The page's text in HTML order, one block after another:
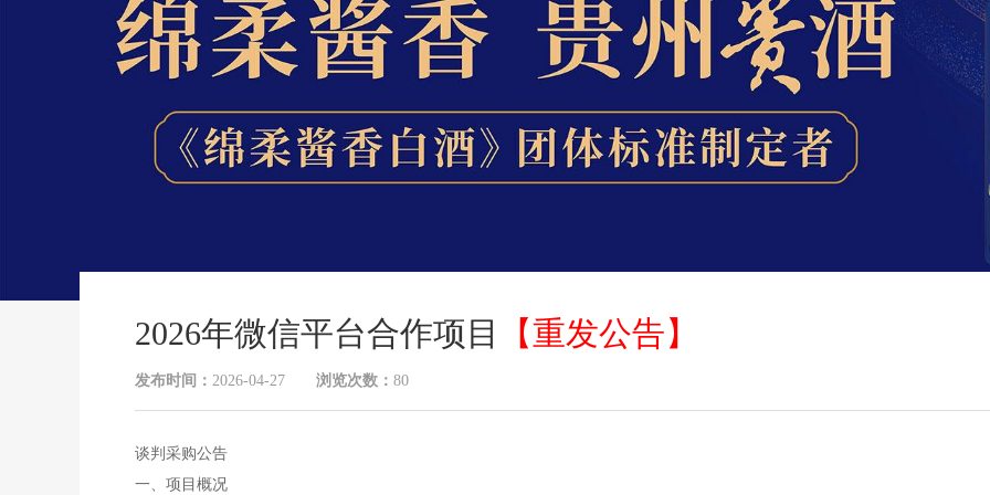
2026年微信平台合作项目 【重发公告】
发布时间： 2026-04-27 浏览次数： 80
谈判采购公告
一、项目概况